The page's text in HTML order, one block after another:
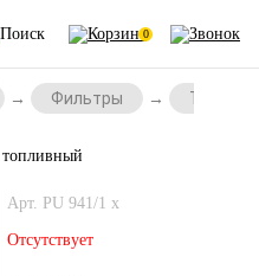
0
Фильтры
Арт. PU 941/1 x
Отсутствует